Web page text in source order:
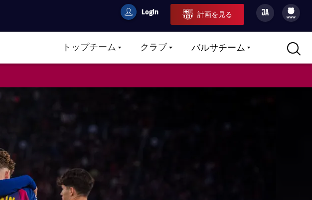
userCulers
Login 計画を見る JA
filled-badge
www
トップチームLABEL.ARIA.CARETDOWN
クラブLABEL.ARIA.CARETDOWN
バルサチームLABEL.ARIA.CARETDOWN